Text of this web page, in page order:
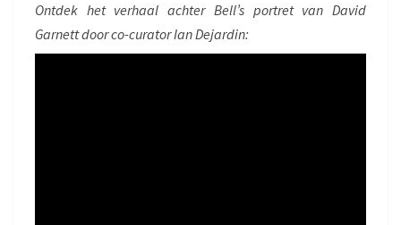
Ontdek het verhaal achter Bell’s portret van David
Garnett door co-curator Ian Dejardin: